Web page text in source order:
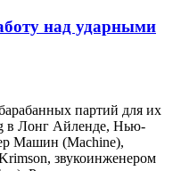
над ударными
партий для их
в Лонг Айленде, Нью-
Машин (Machine),
звукоинженером